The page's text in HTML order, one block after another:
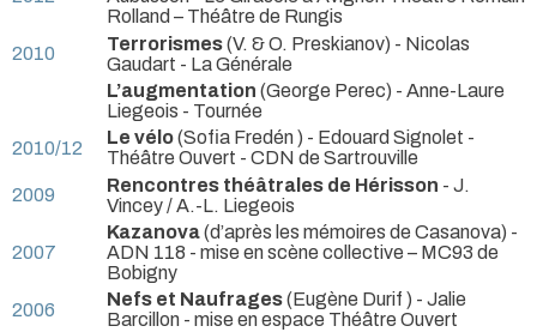
Rolland – Théâtre de Rungis
2010
Terrorismes(V. & O. Preskianov) - Nicolas
Gaudart - La Générale
L’augmentation (George Perec) - Anne-Laure
Liegeois - Tournée
2010/12
Le vélo(Sofia Fredén ) - Edouard Signolet -
Théâtre Ouvert - CDN de Sartrouville
2009
Rencontres théâtrales de Hérisson - J.
Vincey / A.-L. Liegeois
2007
Kazanova(d’après les mémoires de Casanova) -
ADN 118 - mise en scène collective – MC93 de
Bobigny
2006
Nefs et Naufrages(Eugène Durif ) - Jalie
Barcillon - mise en espace Théâtre Ouvert